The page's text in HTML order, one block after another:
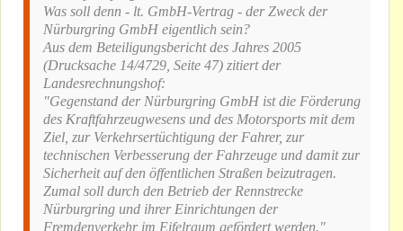
Was soll denn - lt. GmbH-Vertrag - der Zweck der
Nürburgring GmbH eigentlich sein?
Aus dem Beteiligungsbericht des Jahres 2005
(Drucksache 14/4729, Seite 47) zitiert der
Landesrechnungshof:
"Gegenstand der Nürburgring GmbH ist die Förderung
des Kraftfahrzeugwesens und des Motorsports mit dem
Ziel, zur Verkehrsertüchtigung der Fahrer, zur
technischen Verbesserung der Fahrzeuge und damit zur
Sicherheit auf den öffentlichen Straßen beizutragen.
Zumal soll durch den Betrieb der Rennstrecke
Nürburgring und ihrer Einrichtungen der
Fremdenverkehr im Eifelraum gefördert werden."